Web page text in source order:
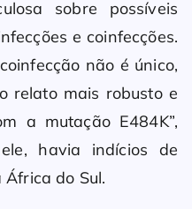
sobre possíveis
e coinfecções.
não é único,
relato mais robusto e
a mutação E484K”,
havia indícios de
do Sul.